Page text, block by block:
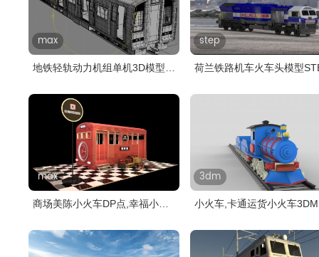
max
地铁轻轨动力机组单机3D模型,
step
荷兰铁路机车火车头模型
max
商场美陈小火车DP点,幸福小站
3dm
小火车,卡通运货小火车